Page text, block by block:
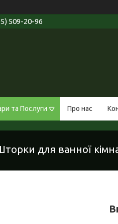
509-20-96
та Послуги Про нас
для ванної